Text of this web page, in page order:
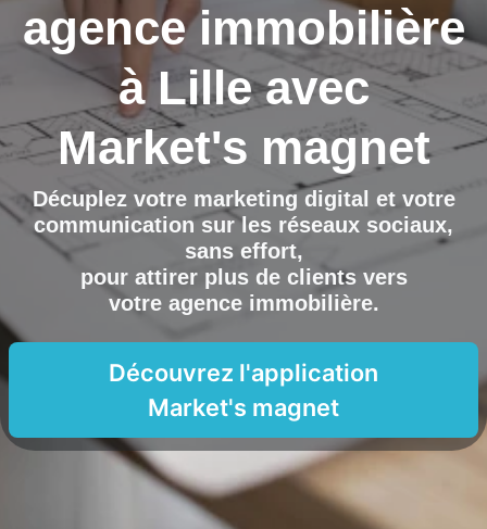
agence immobilière
àLilleavec
Market's magnet
Décuplez votre marketing digital et votre
communication sur les réseaux sociaux,
sans effort,
pour attirer plus de clients vers
votre agence immobilière.
Découvrez l'application
Market's magnet